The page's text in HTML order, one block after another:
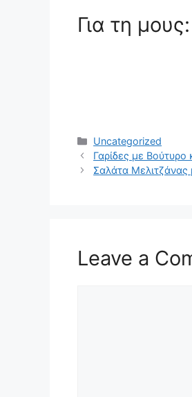
Για τη μους:
Categories
Uncategorized
Γαρίδες με Βούτυρο
Σαλάτα Μελιτζάνας
Leave a